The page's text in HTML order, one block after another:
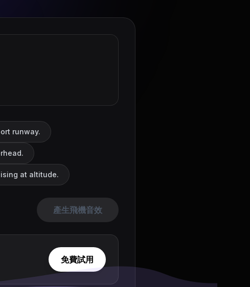
runway.
at altitude.
產生飛機音效
免費試用